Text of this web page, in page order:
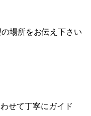
場所をお伝え下さい
せて丁寧にガイド